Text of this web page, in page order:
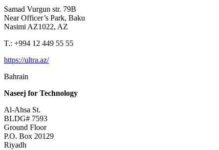
Samad Vurgun str. 79B
Near Officer’s Park, Baku
Nasimi AZ1022, AZ
T.: +994 12 449 55 55
https://ultra.az/
Bahrain
Naseej for Technology
Al-Ahsa St.
BLDG# 7593
Ground Floor
P.O. Box 20129
Riyadh